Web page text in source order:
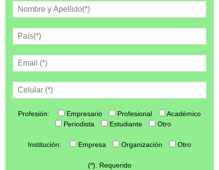
Profesión: Empresario Profesional
Académico
Periodista
Estudiante Otro
Institución: Empresa Organización Otro
(*): Requerido